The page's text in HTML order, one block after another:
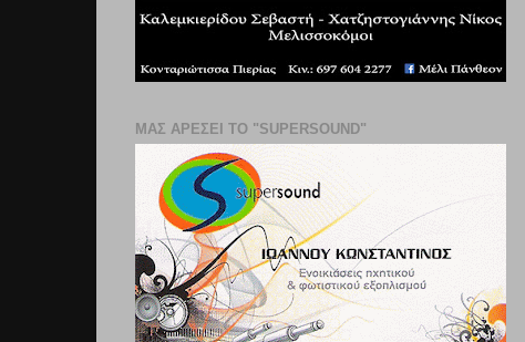
ΜΑΣ ΑΡΕΣΕΙ ΤΟ "SUPERSOUND"